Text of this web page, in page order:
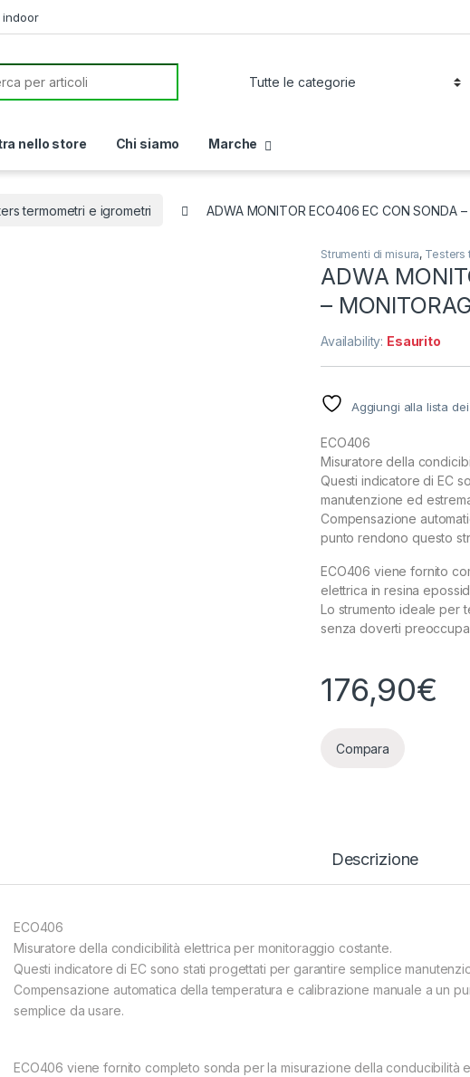
indoor
for:
nello store Chi siamo Marche
termometri e igrometri ADWA MONITOR ECO406 EC CON SONDA
Strumenti di misura, Testers
ADWA
–
Availability: Esaurito
Aggiungi alla lista
ECO406
Misuratore della
Questi indicatore di EC
manutenzione ed
Compensazione
punto rendono questo
ECO406 viene fornito
elettrica in resina
Lo strumento ideale per
senza doverti
176,90€
Compara
Descrizione
ECO406
Misuratore della condicibilità elettrica per monitoraggio costante.
Questi indicatore di EC sono stati progettati per garantire semplice
Compensazione automatica della temperatura e calibrazione manuale a un
semplice da usare.
ECO406 viene fornito completo sonda per la misurazione della conducibilità